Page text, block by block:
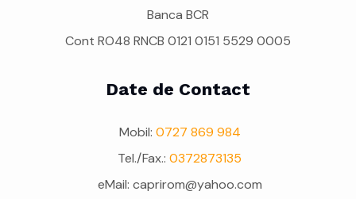
Banca BCR
Cont RO48 RNCB 0121 0151 5529 0005
Date de Contact
Mobil: 0727 869 984
Tel./Fax.: 0372873135
eMail: caprirom@yahoo.com